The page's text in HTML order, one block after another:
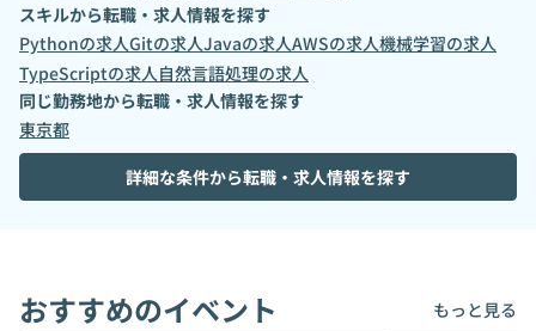
スキルから転職・求人情報を探す
Pythonの求人Gitの求人Javaの求人AWSの求人機械学習の求人
TypeScriptの求人 自然言語処理の求人
同じ勤務地から転職・求人情報を探す
東京都
詳細な条件から転職・求人情報を探す
おすすめのイベント もっと見る